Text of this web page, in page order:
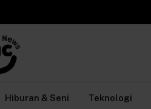
Hiburan & Seni Teknologi